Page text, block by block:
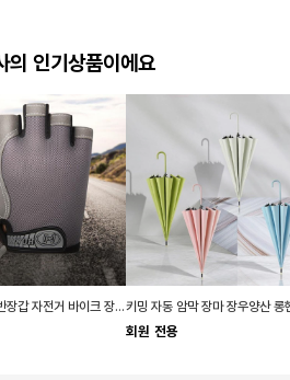
의 인기상품이에요
키밍 스포츠 반장갑 자전거 바이크 장갑 남자 작업
회원 전용